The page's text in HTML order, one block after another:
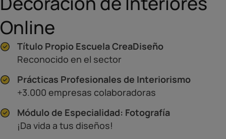
Online
Título Propio Escuela CreaDiseño
Reconocido en el sector
Prácticas Profesionales de Interiorismo
+3.000 empresas colaboradoras
Módulo de Especialidad: Fotografía
¡Da vida a tus diseños!